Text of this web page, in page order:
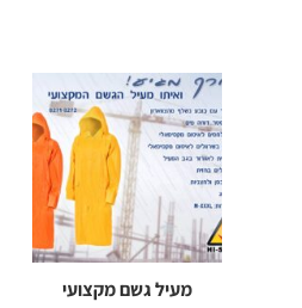
מעיל גשם מקצועי